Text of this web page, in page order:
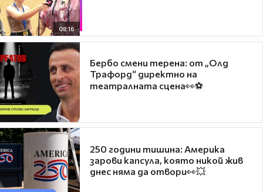
08:16
Бербо смени терена: от „Олд
Трафорд“ директно на
театралната сцена👀⚽
250 години тишина: Америка
зарови капсула, която никой жив
днес няма да отвори👀💥